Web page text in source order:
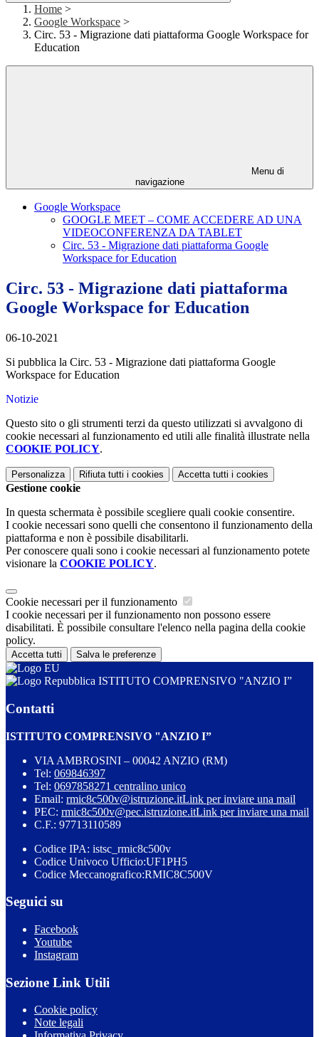
Home >
Google Workspace >
Circ. 53 - Migrazione dati piattaforma Google Workspace for
Education
Menu di
navigazione
Google Workspace
GOOGLE MEET – COME ACCEDERE AD UNA
VIDEOCONFERENZA DA TABLET
Circ. 53 - Migrazione dati piattaforma Google
Workspace for Education
Circ. 53 - Migrazione dati piattaforma
Google Workspace for Education
06-10-2021
Si pubblica la Circ. 53 - Migrazione dati piattaforma Google
Workspace for Education
Notizie
Questo sito o gli strumenti terzi da questo utilizzati si avvalgono di
cookie necessari al funzionamento ed utili alle finalità illustrate nella
COOKIE POLICY.
Personalizza Rifiuta tutti i cookies Accetta tutti i cookies
Gestione cookie
In questa schermata è possibile scegliere quali cookie consentire.
I cookie necessari sono quelli che consentono il funzionamento della
piattaforma e non è possibile disabilitarli.
Per conoscere quali sono i cookie necessari al funzionamento potete
visionare la COOKIE POLICY.
Cookie necessari per il funzionamento
I cookie necessari per il funzionamento non possono essere
disabilitati. È possibile consultare l'elenco nella pagina della cookie
policy.
Accetta tutti Salva le preferenze
ISTITUTO COMPRENSIVO "ANZIO I”
Contatti
ISTITUTO COMPRENSIVO "ANZIO I”
VIA AMBROSINI – 00042 ANZIO (RM)
Tel: 069846397
Tel: 0697858271 centralino unico
Email: rmic8c500v@istruzione.itLink per inviare una mail
PEC: rmic8c500v@pec.istruzione.itLink per inviare una mail
C.F.: 97713110589
Codice IPA: istsc_rmic8c500v
Codice Univoco Ufficio:UF1PH5
Codice Meccanografico:RMIC8C500V
Seguici su
Facebook
Youtube
Instagram
Sezione Link Utili
Cookie policy
Note legali